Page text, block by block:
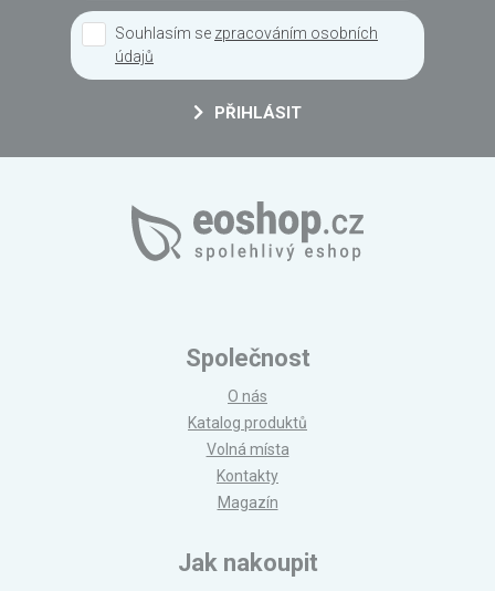
Souhlasím se zpracováním osobních
údajů
PŘIHLÁSIT
Společnost
O nás
Katalog produktů
Volná místa
Kontakty
Magazín
Jak nakoupit